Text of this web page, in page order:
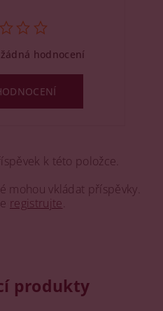
k této položce.
mohou vkládat příspěvky.
registrujte
hodnocení
produkty